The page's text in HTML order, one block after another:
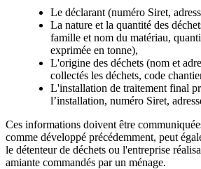
Le déclarant (numéro Siret,
La nature et la quantité des
famille et nom du matériau,
exprimée en tonne),
L'origine des déchets (nom et
collectés les déchets, code
L'installation de traitement final
l’installation, numéro Siret,
Ces informations doivent être
comme développé précédemment, peut
le détenteur de déchets ou l'entreprise
amiante commandés par un ménage.